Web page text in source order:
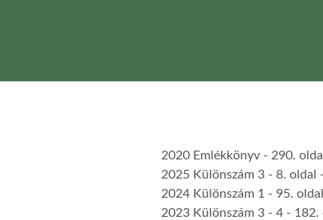
2020 Emlékkönyv- 290.
2025 Különszám 3- 8. oldal -
2024 Különszám 1 - 95.
2023 Különszám 3 - 4- 182.